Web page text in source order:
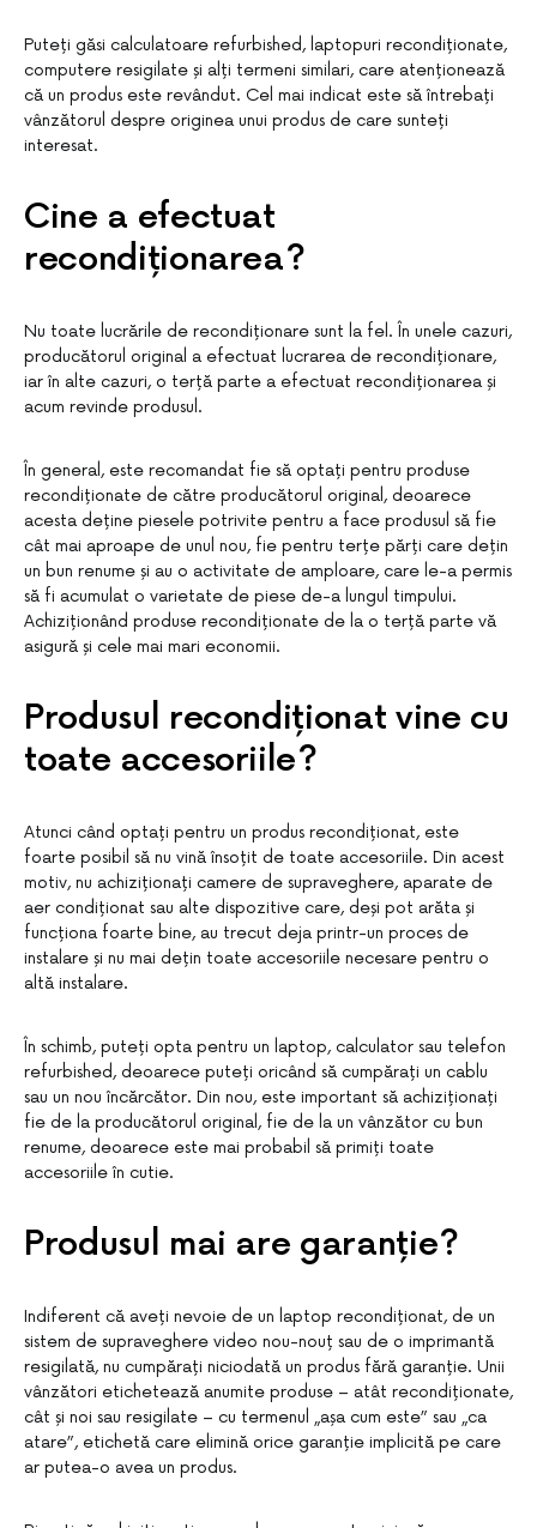
Puteți găsi calculatoare refurbished, laptopuri recondiționate,
computere resigilate și alți termeni similari, care atenționează
că un produs este revândut. Cel mai indicat este să întrebați
vânzătorul despre originea unui produs de care sunteți
interesat.
Cine a efectuat
recondiționarea?
Nu toate lucrările de recondiționare sunt la fel. În unele cazuri,
producătorul original a efectuat lucrarea de recondiționare,
iar în alte cazuri, o terță parte a efectuat recondiționarea și
acum revinde produsul.
În general, este recomandat fie să optați pentru produse
recondiționate de către producătorul original, deoarece
acesta deține piesele potrivite pentru a face produsul să fie
cât mai aproape de unul nou, fie pentru terțe părți care dețin
un bun renume și au o activitate de amploare, care le-a permis
să fi acumulat o varietate de piese de-a lungul timpului.
Achiziționând produse recondiționate de la o terță parte vă
asigură și cele mai mari economii.
Produsul recondiționat vine cu
toate accesoriile?
Atunci când optați pentru un produs recondiționat, este
foarte posibil să nu vină însoțit de toate accesoriile. Din acest
motiv, nu achiziționați camere de supraveghere, aparate de
aer condiționat sau alte dispozitive care, deși pot arăta și
funcționa foarte bine, au trecut deja printr-un proces de
instalare și nu mai dețin toate accesoriile necesare pentru o
altă instalare.
În schimb, puteți opta pentru un laptop, calculator sau telefon
refurbished, deoarece puteți oricând să cumpărați un cablu
sau un nou încărcător. Din nou, este important să achiziționați
fie de la producătorul original, fie de la un vânzător cu bun
renume, deoarece este mai probabil să primiți toate
accesoriile în cutie.
Produsul mai are garanție?
Indiferent că aveți nevoie de un laptop recondiționat, de un
sistem de supraveghere video nou-nouț sau de o imprimantă
resigilată, nu cumpărați niciodată un produs fără garanție. Unii
vânzători etichetează anumite produse – atât recondiționate,
cât și noi sau resigilate – cu termenul „așa cum este” sau „ca
atare”, etichetă care elimină orice garanție implicită pe care
ar putea-o avea un produs.